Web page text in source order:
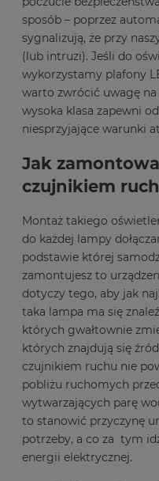
sposób – poprzez
sygnalizują, że przy
(lub intruzi). Jeśli do
wykorzystamy plafony
warto zwrócić uwagę
wysoka klasa zapewni
niesprzyjające warunki
Jak
czujnikiem
Montaż takiego
do każdej lampy
podstawie której
zamontujesz to
dotyczy tego, aby jak
taka lampa ma się
których gwałtownie
których znajdują się
czujnikiem ruchu nie
pobliżu ruchomych
wytwarzających parę
to stanowić przyczynę
potrzeby, a co za tym
energii elektrycznej.